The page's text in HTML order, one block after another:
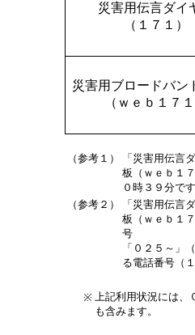
災害用伝言ダイ
（１７１）
災害用ブロードバン
（ｗｅｂ１７１
（参考１）
「災害用伝言
板（ｗｅｂ１
０時３９分です
（参考２）
「災害用伝言
板（ｗｅｂ１
号
「０２５～」
る電話番号（１
※ 上記利用状況には、
も含みます。